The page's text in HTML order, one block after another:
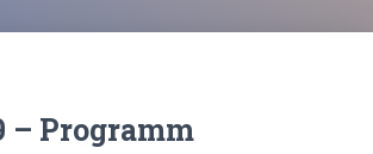
– Programm